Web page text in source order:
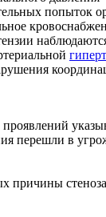
попыток
перешли в
причины